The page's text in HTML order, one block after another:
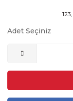
Adet Seçiniz